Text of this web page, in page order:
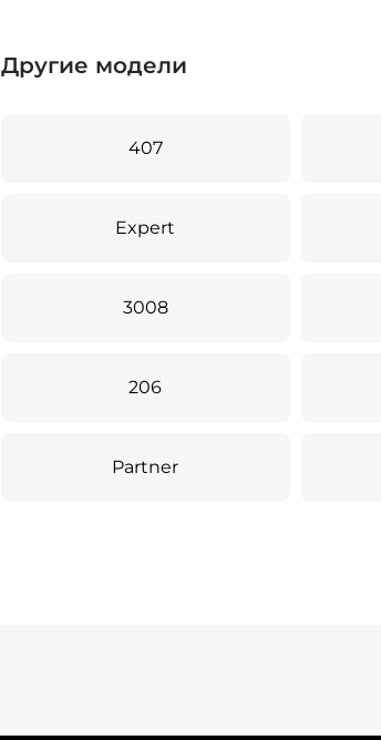
Другие модели
407
Expert
3008
206
Partner